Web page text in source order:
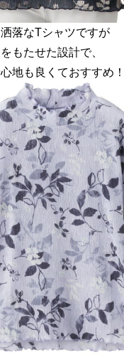
落なTシャツですが
もたせた設計で、
地も良くておすすめ！